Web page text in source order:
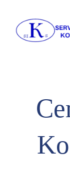
content
INFORMAZIONI
CIBO KOSHER